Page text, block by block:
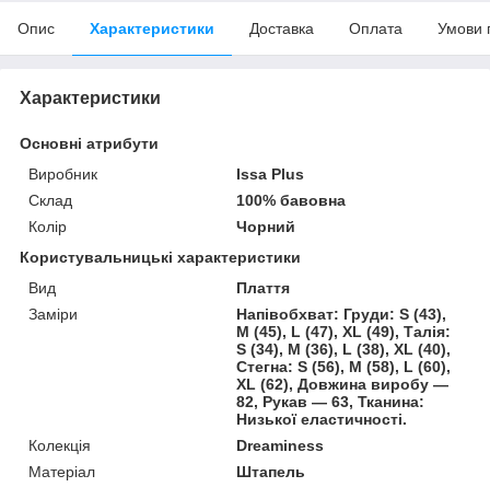
Опис Характеристики Доставка Оплата Умови
Характеристики
Основні атрибути
Виробник
Issa Plus
Склад
100% бавовна
Колір
Чорний
Користувальницькі характеристики
Вид
Плаття
Заміри
Напівобхват: Груди: S (43),
M (45), L (47), XL (49), Талія:
S (34), M (36), L (38), XL (40),
Стегна: S (56), M (58), L (60),
XL (62), Довжина виробу —
82, Рукав — 63, Тканина:
Низької еластичності.
Колекція
Dreaminess
Матеріал
Штапель